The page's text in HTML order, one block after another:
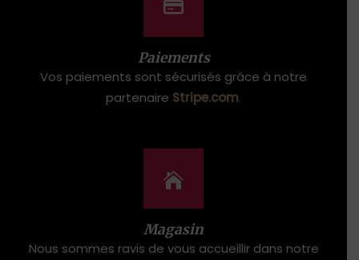
Paiements
Vos paiements sont sécurisés grâce à notre
partenaire Stripe.com.
Magasin
Nous sommes ravis de vous accueillir dans notre